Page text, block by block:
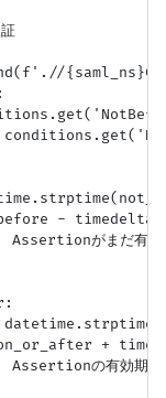
-
がまだ有
+
の有効期